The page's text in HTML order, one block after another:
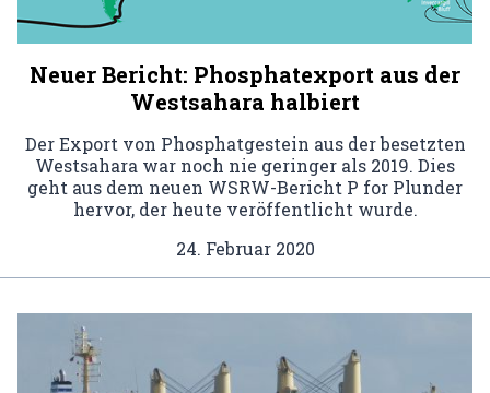
Neuer Bericht: Phosphatexport aus der
Westsahara halbiert
Der Export von Phosphatgestein aus der besetzten
Westsahara war noch nie geringer als 2019. Dies
geht aus dem neuen WSRW-Bericht P for Plunder
hervor, der heute veröffentlicht wurde.
24. Februar 2020